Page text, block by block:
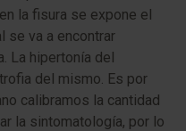
la fisura se expone el
se va a encontrar
La hipertonía del
del mismo. Es por
calibramos la cantidad
la sintomatología, por lo